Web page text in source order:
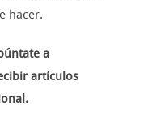
hacer.
a
artículos